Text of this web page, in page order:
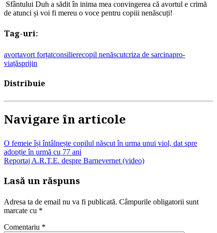
Sfântului Duh a sădit în inima mea convingerea că avortul e crimă
de atunci și voi fi mereu o voce pentru copiii nenăscuți!
Tag-uri:
avortavort forțatconsilierecopil nenăscutcriza de sarcinapro-
viațăsprijin
Distribuie
Navigare în articole
O femeie își întâlnește copilul născut în urma unui viol, dat spre
adopție în urmă cu 77 ani
Reportaj A.R.T.E. despre Barnevernet (video)
Lasă un răspuns
Adresa ta de email nu va fi publicată. Câmpurile obligatorii sunt
marcate cu *
Comentariu *